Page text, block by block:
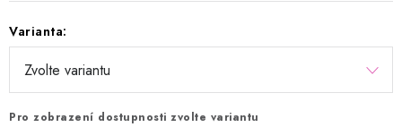
Varianta:
Pro zobrazení dostupnosti zvolte variantu